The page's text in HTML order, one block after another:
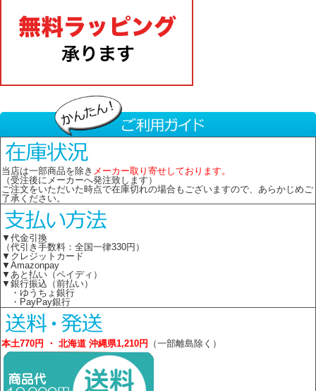
当店は一部商品を除き メーカー取り寄せしております。
（受注後にメーカーへ発注致します）
ご注文をいただいた時点で在庫切れの場合もございますので、あらかじめご
了承ください。
▼代金引換
（代引き手数料：全国一律330円）
▼クレジットカード
▼Amazonpay
▼あと払い（ペイディ）
▼銀行振込（前払い）
・ゆうちょ銀行
・PayPay銀行
本土770円 ・ 北海道 沖縄県1,210円 （一部離島除く）